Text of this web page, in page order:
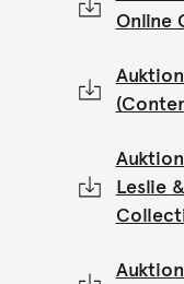
Online
Leslie